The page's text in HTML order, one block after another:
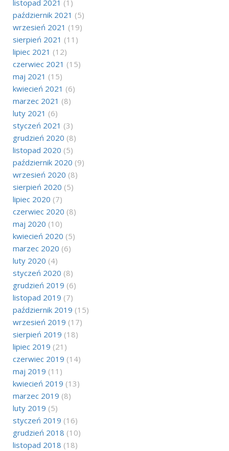
listopad 2021 (1)
październik 2021 (5)
wrzesień 2021 (19)
sierpień 2021 (11)
lipiec 2021 (12)
czerwiec 2021 (15)
maj 2021 (15)
kwiecień 2021 (6)
marzec 2021 (8)
luty 2021 (6)
styczeń 2021 (3)
grudzień 2020 (8)
listopad 2020 (5)
październik 2020 (9)
wrzesień 2020 (8)
sierpień 2020 (5)
lipiec 2020 (7)
czerwiec 2020 (8)
maj 2020 (10)
kwiecień 2020 (5)
marzec 2020 (6)
luty 2020 (4)
styczeń 2020 (8)
grudzień 2019 (6)
listopad 2019 (7)
październik 2019 (15)
wrzesień 2019 (17)
sierpień 2019 (18)
lipiec 2019 (21)
czerwiec 2019 (14)
maj 2019 (11)
kwiecień 2019 (13)
marzec 2019 (8)
luty 2019 (5)
styczeń 2019 (16)
grudzień 2018 (10)
listopad 2018 (18)